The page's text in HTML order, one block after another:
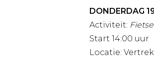
DONDERDAG
Activiteit:
Start 14:00 uur
Locatie: